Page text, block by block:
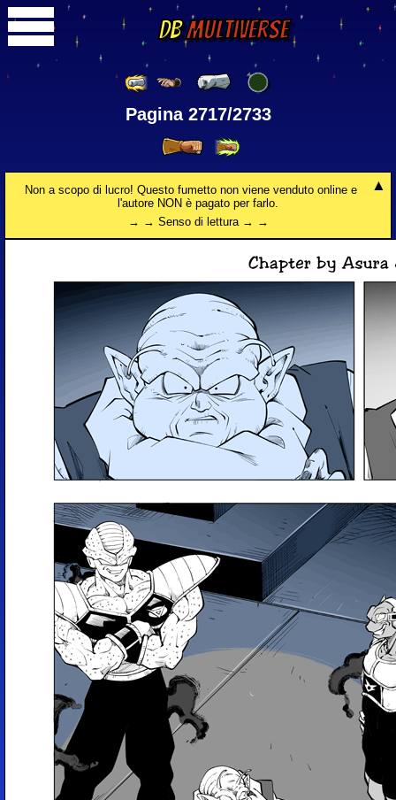
DBMultiverse
Pagina 2717/2733
Non a scopo di lucro! Questo fumetto non viene venduto online e
l'autore NON è pagato per farlo.
→ → Senso di lettura → →